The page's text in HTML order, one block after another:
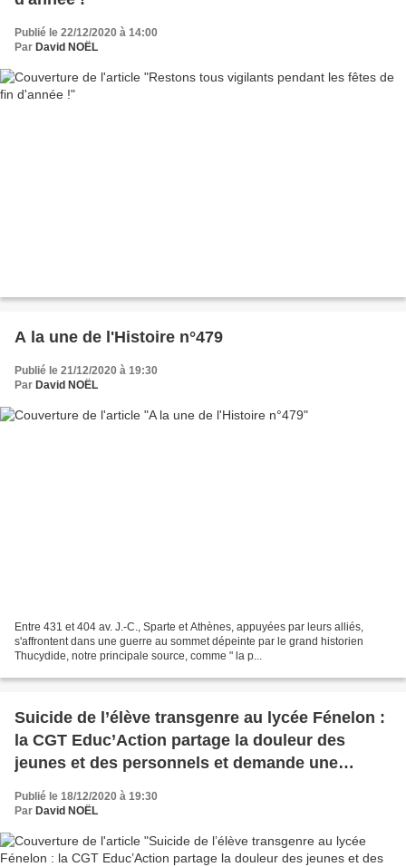
Publié le 22/12/2020 à 14:00
Par David NOËL
A la une de l'Histoire n°479
Publié le 21/12/2020 à 19:30
Par David NOËL
Entre 431 et 404 av. J.-C., Sparte et Athènes, appuyées par leurs alliés,
s'affrontent dans une guerre au sommet dépeinte par le grand historien
Thucydide, notre principale source, comme " la p...
Suicide de l’élève transgenre au lycée Fénelon :
la CGT Educ’Action partage la douleur des
jeunes et des personnels et demande une
enquête pour faire toute la lumière sur ce
drame.
Publié le 18/12/2020 à 19:30
Par David NOËL